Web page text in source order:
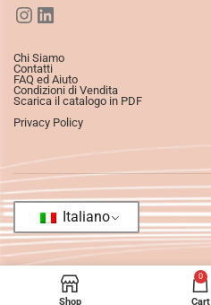
Chi Siamo
Contatti
FAQ ed Aiuto
Condizioni di Vendita
Scarica il catalogo in PDF
Privacy Policy
Italiano
Shop
0
Cart